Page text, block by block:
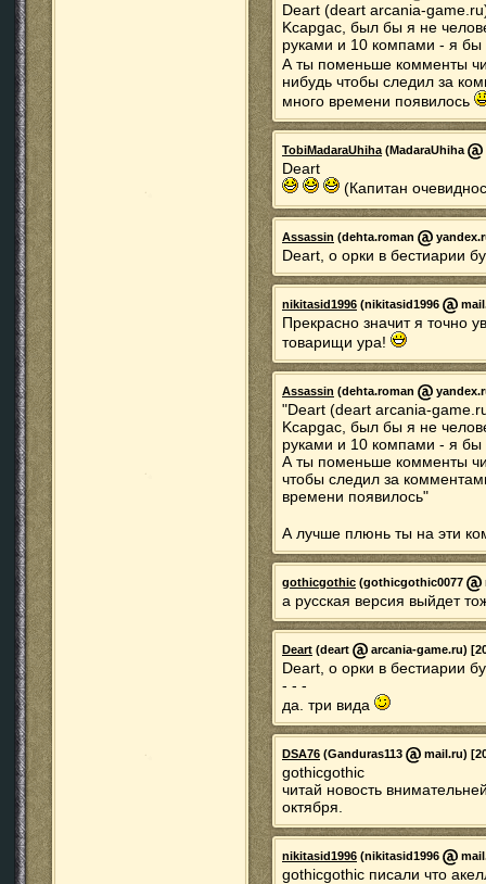
Deart (deart arcania-
Kcapgac, был бы я не
руками и 10 компами - я бы
А ты поменьше комменты
нибудь чтобы следил за
много времени появилось
TobiMadaraUhiha(MadaraUhiha
Deart
(Капитан
Assassin (dehta.roman
Deart, о орки в бестиарии
nikitasid1996 (nikitasid1996
Прекрасно значит я точно
товарищи ура!
Assassin (dehta.roman
"Deart (deart arcania-
Kcapgac, был бы я не
руками и 10 компами - я бы
А ты поменьше комменты
чтобы следил за
времени появилось"
А лучше плюнь ты на эти
gothicgothic (gothicgothic0077
а русская версия выйдет
Deart (deart arcania-game.ru)
Deart, о орки в бестиарии
- - -
да. три вида
DSA76 (Ganduras113 mail.ru)
gothicgothic
читай новость
октября.
nikitasid1996 (nikitasid1996
gothicgothic писали что